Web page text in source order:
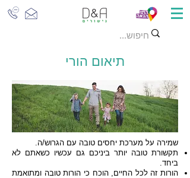
תיאום הורי
שמירה על מערכת יחסים טובה עם הגרוש/ה.
תקשורת טובה יותר ביניכם גם עכשיו כשאתם לא
ביחד.
הורות זה לכל החיים, הוכח כי הורות טובה ומתואמת